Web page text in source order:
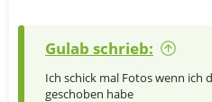
Gulab schrieb:
Ich schick mal Fotos wenn ich
geschoben habe